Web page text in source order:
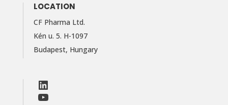
LOCATION
CF Pharma Ltd.
Kén u. 5. H-1097
Budapest, Hungary
LinkedIn
Facebook
LinkedIn
YouTube